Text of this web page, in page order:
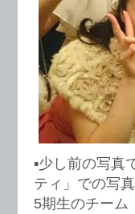
▪︎少し前の写真
ティ」での写
5期生のチーム